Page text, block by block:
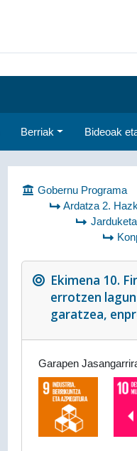
Berriak Bideoak
Gobernu Programa
Ardatza 2.
Ekimena 10.
errotzen
garatzea,
Garapen